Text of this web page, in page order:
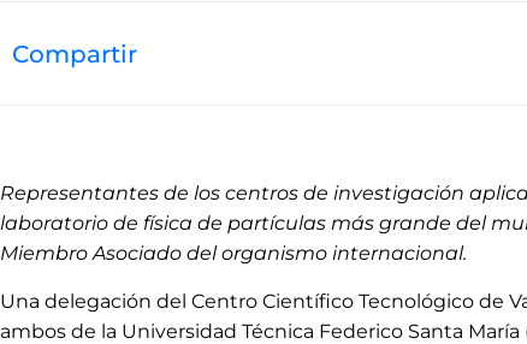
Compartir
Representantes de los centros de investigación
laboratorio de física de partículas más grande del
Miembro Asociado del organismo internacional.
Una delegación del Centro Científico Tecnológico de
ambos de la Universidad Técnica Federico Santa